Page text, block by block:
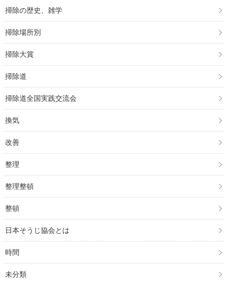
掃除の歴史、雑学
掃除場所別
掃除大賞
掃除道
掃除道全国実践交流会
換気
改善
整理
整理整頓
整頓
日本そうじ協会とは
時間
未分類